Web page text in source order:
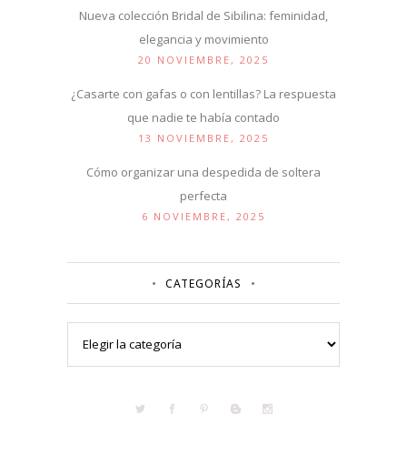
Nueva colección Bridal de Sibilina: feminidad,
elegancia y movimiento
20 NOVIEMBRE, 2025
¿Casarte con gafas o con lentillas? La respuesta
que nadie te había contado
13 NOVIEMBRE, 2025
Cómo organizar una despedida de soltera
perfecta
6 NOVIEMBRE, 2025
CATEGORÍAS